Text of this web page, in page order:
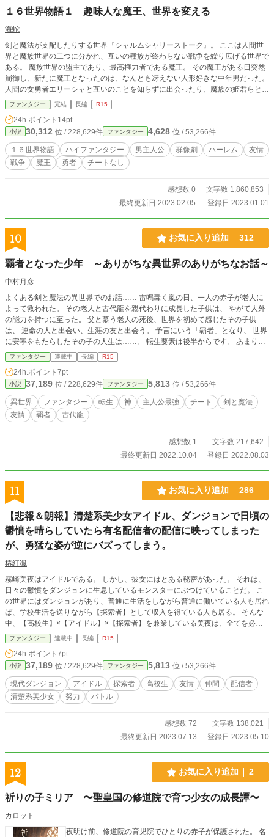
１６世界物語１ 趣味人な魔王、世界を変える
海蛇
剣と魔法が支配したりする世界『シャルムシャリーストーク』。 ここは人間世
界と魔族世界の二つに分かれ、互いの種族が終わらない戦争を繰り広げる世界で
ある。 魔族世界の盟主であり、最高権力者である魔王。 その魔王がある日突然
崩御し、新たに魔王となったのは、なんとも冴えない人形好きな中年男だった。
人間の女勇者エリーシャと互いのことを知らずに出会ったり、魔族の姫君らと他
愛のない遊びに興じたりしていく中、魔王はやがて、『終わらない戦争』の真実
に気付いていく…… （この作品は小説家になろうにて投稿していたものの部分
リメイク作品です）
ファンタジー 完結 長編 R15
24h.ポイント 14pt
小説 30,312 位 / 228,629件 ファンタジー 4,628 位 / 53,266件
１６世界物語 ハイファンタジー 男主人公 群像劇 ハーレム
友情
戦争
魔王 勇者 チートなし
感想数 0
文字数 1,860,853
最終更新日 2023.02.05
登録日 2023.01.01
10 お気に入り追加 312
覇者となった少年 ～ありがちな異世界のありがちなお話～
中村月彦
よくある剣と魔法の異世界でのお話…… 雷鳴轟く嵐の日、一人の赤子が老人に
よって救われた。 その老人と古代龍を親代わりに成長した子供は、 やがて人外
の能力を持つに至った。 父と慕う老人の死後、世界を初めて感じたその子供
は、 運命の人と出会い、生涯の友と出会う。 予言にいう「覇者」となり、 世界
に安寧をもたらしたその子の人生は……。 転生要素は後半からです。 あまり詳
細にこだわらず軽く書いてみました。 ------------------ 最初に……。 とりあえ
ず考えてみたのは、ありがちな異世界での王道的なお話でした。 まぁ出尽く
しているだろうけど一度書いてみたいなと思い気楽に書き始めました。 作者
はタイトルも決めないまま一気に書き続け、気がつけば完結させておりました。
汗顔の至りであります。 ですが、折角書いたので公開してみることに致し
ました。 全１０８話、約３１万字くらいです。 ほんの少しでも楽しんで
頂ければ幸いです。 よろしくお願いいたします。
ファンタジー 連載中 長編 R15
24h.ポイント 7pt
小説 37,189 位 / 228,629件 ファンタジー 5,813 位 / 53,266件
異世界 ファンタジー 転生 神 主人公最強 チート
剣と魔法
友情
覇者 古代龍
感想数 1
文字数 217,642
最終更新日 2022.10.04
登録日 2022.08.03
11 お気に入り追加 286
【悲報＆朗報】清楚系美少女アイドル、ダンジョンで日頃の
鬱憤を晴らしていたら有名配信者の配信に映ってしまった
が、勇猛な姿が逆にバズってしまう。
椿紅颯
霧崎美夜はアイドルである。 しかし、彼女にはとある秘密があった。 それは、
日々の鬱憤をダンジョンに生息しているモンスターにぶつけていることだ。 こ
の世界にはダンジョンがあり、普通に生活をしながら普通に働いている人も居れ
ば、学校生活を送りながら【探索者】として収入を得ている人も居る。 そんな
中、【高校生】×【アイドル】×【探索者】を兼業している美夜は、全てを必死
に誇りをもってこなしてた。 だがそれら全てが上手くいくはずもなく、勉強は
そこそこ、アイドルもそこそこ、探索者としてもそこそこになってしまってい
る。 そんなある日、いつも通りにレッスン後のストレス発散を目的にダンジョ
ンへ向かい、モンスターをなぎ倒していると、モンスターに襲われている人を発
見。 ダンジョンに居るのだから同業者だろうから助けなくても大丈夫か、と思
うも、その人は明らかに武器を持っておらず、ただモンスターに追い詰められて
いるだけだった。 疑問は残っていたが、助けるしかないとモンスターの群れへ
信サイトの有名配信者であり、その勇猛果敢に戦闘する姿が放送されていた！
徐々に認知されるようになっていく。
ファンタジー 連載中 長編 R15
24h.ポイント 7pt
小説 37,189 位 / 228,629件 ファンタジー 5,813 位 / 53,266件
現代ダンジョン アイドル 探索者 高校生 友情 仲間
配信者
清楚系美少女
努力 バトル
感想数 72
文字数 138,021
最終更新日 2023.07.13
登録日 2023.05.10
12 お気に入り追加 2
祈りの子ミリア 〜聖皇国の修道院で育つ少女の成長譚〜
カロット
夜明け前、修道院の育児院でひとりの赤子が保護された。 名